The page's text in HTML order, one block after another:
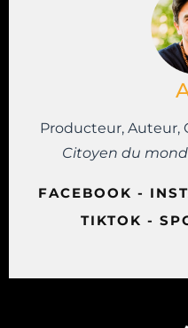
Producteur, Auteur,
Citoyen du
FACEBOOK -
TIKTOK -